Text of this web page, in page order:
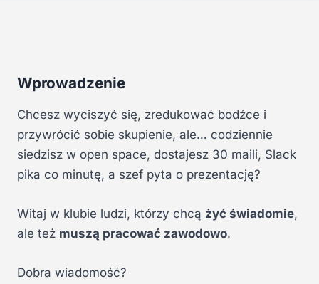
Wprowadzenie
Chcesz wyciszyć się, zredukować bodźce i
przywrócić sobie skupienie, ale… codziennie
siedzisz w open space, dostajesz 30 maili, Slack
pika co minutę, a szef pyta o prezentację?
Witaj w klubie ludzi, którzy chcą żyć świadomie,
ale też muszą pracować zawodowo.
Dobra wiadomość?